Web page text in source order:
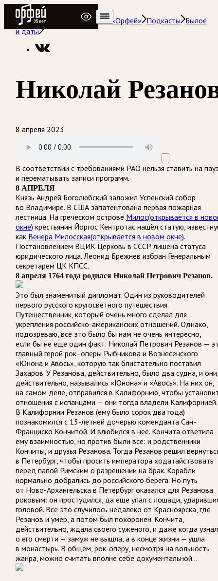
Радио Орфей
Радио классической музыки «Орфей» Подкасты Былое
и даты
Николай
8 апреля 2023
В соответствии с требованиями РАО нельзя ставить на
и перематывать записи программ.
8 АПРЕЛЯ
Князь Андрей Боголюбский заложил Успенский собор
во Владимире. В США запатентована первая пожарная
лестница. На греческом острове Милос(открывается в
окне) крестьянин Йоргос Кентротас нашёл статую,
как Венера Милосская(открывается в новом окне).
Постановлением ВЦИК Церковь в СССР лишена статуса
юридического лица. Леонид Брежнев избран Генеральным
секретарем ЦК КПСС.
8 апреля 1764 года родился Николай Петрович Резанов.
Это был знаменитый дипломат. Один из руководителей
первого русского кругосветного путешествия.
Путешественник, который очень много сделал для
укрепления российско-американских отношений. Однако,
подозреваю, все это было бы нам не очень интересно,
если бы не еще один факт: Николай Петрович Резанов —
главный герой рок -оперы Рыбникова и Вознесенского
«Юнона и Авось», которую так блистательно поставил
Захаров. У Резанова, действительно, было два судна, и они,
действительно, назывались «Юнона» и «Авось». На них он,
на самом деле, отправился в Калифорнию, чтобы
отношения с испанцами — они тогда владели Калифорнией.
В Калифорнии Резанов (ему было сорок два года)
познакомился с 15-летней дочерью коменданта Сан-
Франциско Кончитой. И влюбился в неё. Кончита ответила
ему взаимностью, но против были все: и родственники
Кончиты, и друзья Резанова. Тогда Резанов решил
в Петербург, чтобы просить императора ходатайствовать
перед папой Римским о разрешении на брак. Корабли
нормально добрались до российского берега. Но путь
от Ново-Архангельска в Петербург оказался для Резанова
роковым: он простудился, да еще упал с лошади,
головой. Все это случилось недалеко от Красноярска, где
Резанов и умер, а потом был похоронен. Кончита,
действительно, ждала своего суженого, и даже когда
о его смерти — замуж не вышла, а в конце жизни — ушла
в монастырь. В общем, рок-оперу, несмотря на вольность
жанра, можно считать вполне себе документальной…